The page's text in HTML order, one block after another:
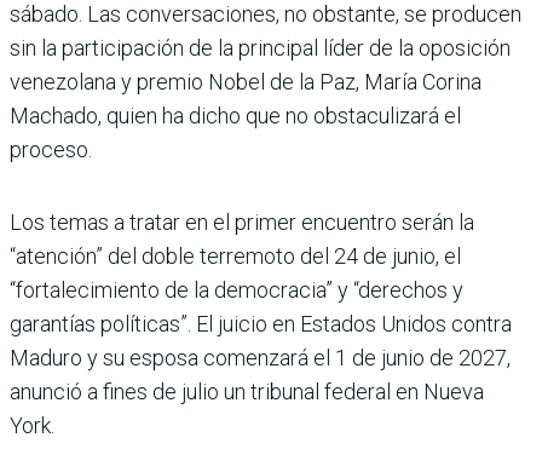
sábado. Las conversaciones, no obstante, se producen
sin la participación de la principal líder de la oposición
venezolana y premio Nobel de la Paz, María Corina
Machado, quien ha dicho que no obstaculizará el
proceso.
Los temas a tratar en el primer encuentro serán la
“atención” del doble terremoto del 24 de junio, el
“fortalecimiento de la democracia” y “derechos y
garantías políticas”. El juicio en Estados Unidos contra
Maduro y su esposa comenzará el 1 de junio de 2027,
anunció a fines de julio un tribunal federal en Nueva
York.